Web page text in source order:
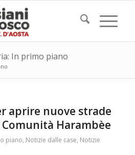
In primo piano
aprire nuove strade
Harambèe
piano, Notizie dalle case, Notizie